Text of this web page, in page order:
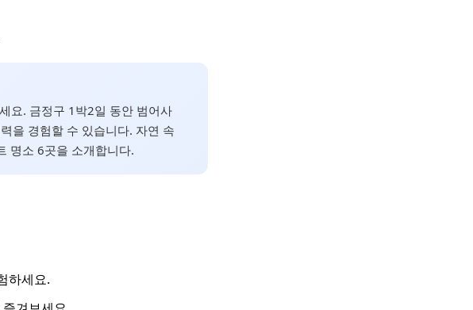
요. 금정구 1박2일 동안 범어사
을 경험할 수 있습니다. 자연 속
명소 6곳을 소개합니다.
하세요.